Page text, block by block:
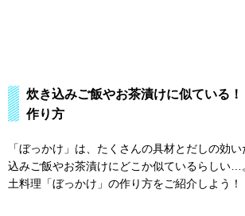
炊き込みご飯やお茶漬けに似ている
作り方
「ぼっかけ」は、たくさんの具材とだしの効
込みご飯やお茶漬けにどこか似ているらしい…
土料理「ぼっかけ」の作り方をご紹介しよう！